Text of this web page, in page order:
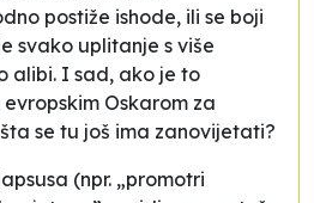
postiže ishode, ili se boji
svako uplitanje s više
alibi. I sad, ako je to
Oskarom za
se tu još ima zanovijetati?
(npr. „promotri